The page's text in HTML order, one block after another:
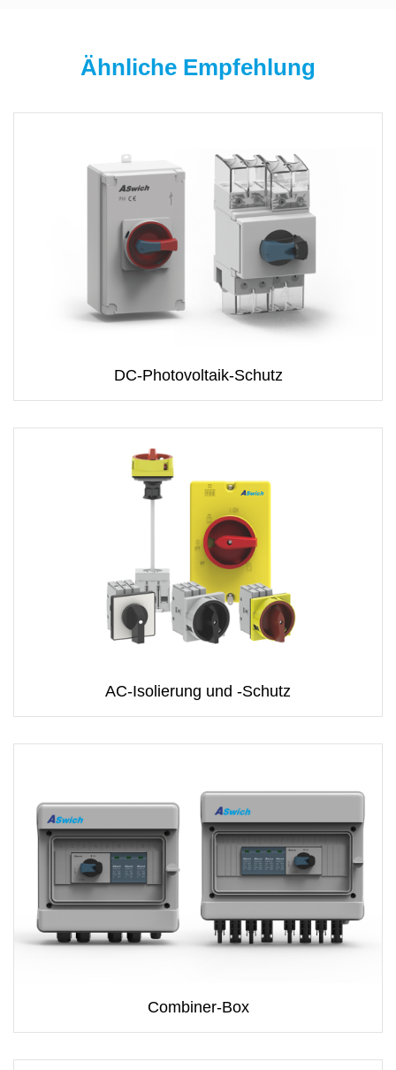
Ähnliche Empfehlung
DC-Photovoltaik-Schutz
AC-Isolierung und -Schutz
Combiner-Box